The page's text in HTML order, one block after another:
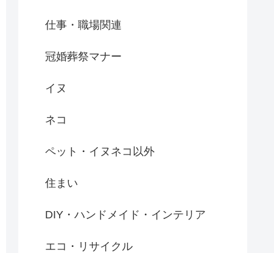
仕事・職場関連
冠婚葬祭マナー
イヌ
ネコ
ペット・イヌネコ以外
住まい
DIY・ハンドメイド・インテリア
エコ・リサイクル